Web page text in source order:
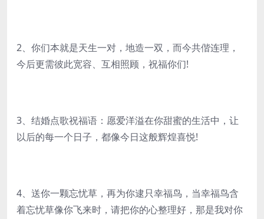
2、你们本就是天生一对，地造一双，而今共偕连理，
今后更需彼此宽容、互相照顾，祝福你们!
3、结婚点歌祝福语：愿爱洋溢在你甜蜜的生活中，让
以后的每一个日子，都像今日这般辉煌喜悦!
4、送你一颗忘忧草，再为你逮只幸福鸟，当幸福鸟含
着忘忧草像你飞来时，请把你的心整理好，那是我对你